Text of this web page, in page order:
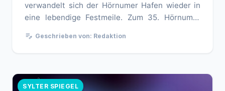
verwandelt sich der Hörnumer Hafen wieder in
eine lebendige Festmeile. Zum 35. Hörnumer
edit_note Geschrieben von: Redaktion
SYLTER SPIEGEL